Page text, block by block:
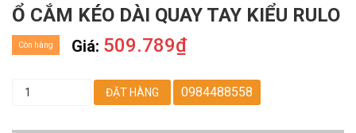
Ổ CẮM KÉO DÀI QUAY TAY KIỂU RULO
Giá: 509.789₫
Còn hàng
ĐẶT HÀNG 0984488558